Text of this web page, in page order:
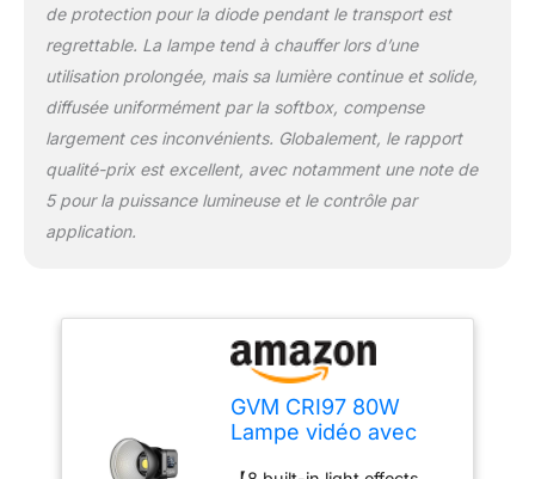
and connect "BT_LED" to
use the light, adjust the
photography on your
phone via Bluetooth. and
can be controlled in
groups with GVM branded
network. 【Bowens &
design, and the package
also includes an octagon
softbox, diffuser and
tripod. Bowens mount
allows you to add all your
modifiers in the hosting
de protection pour la diode pendant le transport est
regrettable. La lampe tend à chauffer lors d’une
utilisation prolongée, mais sa lumière continue et solide,
diffusée uniformément par la softbox, compense
largement ces inconvénients. Globalement, le rapport
qualité-prix est excellent, avec notamment une note de
5 pour la puissance lumineuse et le contrôle par
application.
GVM CRI97 80W
Lampe vidéo avec